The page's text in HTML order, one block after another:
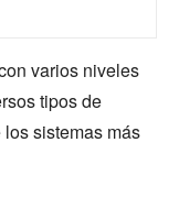
varios niveles
tipos de
sistemas más